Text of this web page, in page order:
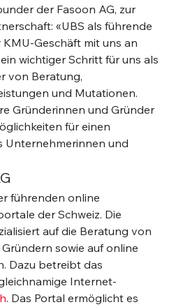
der Fasoon AG, zur
«UBS als führende
KMU-Geschäft mit uns an
wichtiger Schritt für uns als
von Beratung,
und Mutationen.
Gründerinnen und Gründer
für einen
Unternehmerinnen und
führenden online
der Schweiz. Die
auf die Beratung von
sowie auf online
Dazu betreibt das
Internet-
. Das Portal ermöglicht es